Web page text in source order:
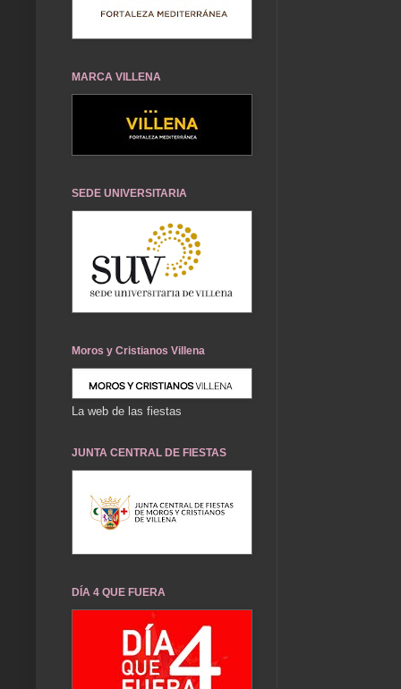
MARCA VILLENA
SEDE UNIVERSITARIA
Moros y Cristianos Villena
La web de las fiestas
JUNTA CENTRAL DE FIESTAS
DÍA 4 QUE FUERA